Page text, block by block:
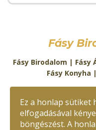
Fásy
Fásy Birodalom | Fásy
Fásy Konyha |
E-mail:
Ez a honlap sütiket
elfogadásával
böngészést. A